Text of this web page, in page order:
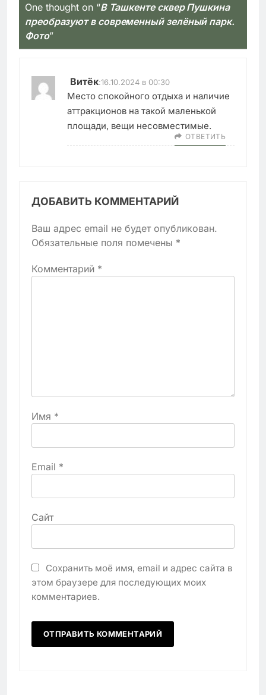
One thought on “В Ташкенте сквер Пушкина
преобразуют в современный зелёный парк.
Фото”
Витёк:16.10.2024 в 00:30
Место спокойного отдыха и наличие
аттракционов на такой маленькой
площади, вещи несовместимые.
ОТВЕТИТЬ
ДОБАВИТЬ КОММЕНТАРИЙ
Ваш адрес email не будет опубликован.
Обязательные поля помечены *
Комментарий *
Имя *
Email *
Сайт
Сохранить моё имя, email и адрес сайта в
этом браузере для последующих моих
комментариев.